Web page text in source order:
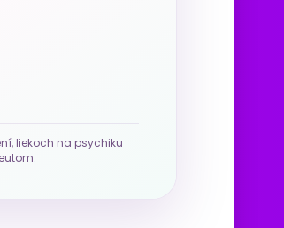
liekoch na psychiku